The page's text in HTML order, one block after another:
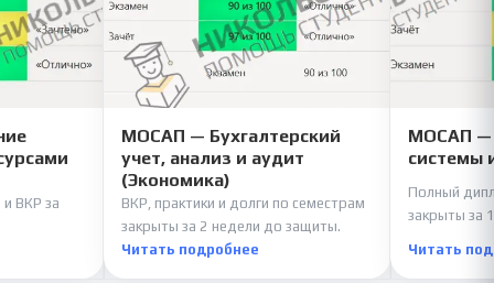
и ВКР за
МОСАП — Бухгалтерский
учет, анализ и аудит
(Экономика)
ВКР, практики и долги по семестрам
закрыты за 2 недели до защиты.
Читать подробнее
МОСАП —
системы
Полный
закрыты за
Читать